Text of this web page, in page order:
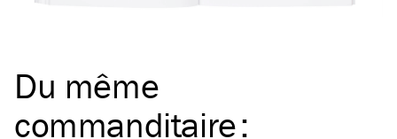
Du même
commanditaire: